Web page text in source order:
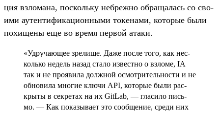
ция взло­мана, пос­коль­ку неб­режно обра­щалась со сво­
ими аутен­тифика­цион­ными токена­ми, которые были
похище­ны еще во вре­мя пер­вой ата­ки.
«Удру­чающее зре­лище. Даже пос­ле того, как нес­
коль­ко недель назад ста­ло извес­тно о взло­ме, IA
так и не про­яви­ла дол­жной осмотри­тель­нос­ти и не
обно­вила мно­гие клю­чи API, которые были рас­
кры­ты в сек­ретах на их GitLab, — гла­сило пись­
мо. — Как показы­вает это сооб­щение, сре­ди них